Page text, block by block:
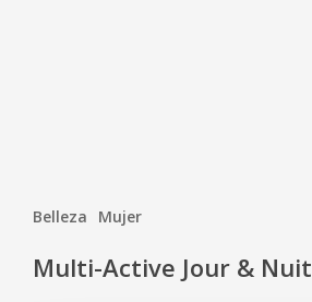
Belleza Mujer
Multi-Active Jour & Nuit